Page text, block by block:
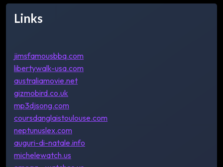
Links
jimsfamousbbq.com
libertywalk-usa.com
australiamovie.net
gizmobird.co.uk
mp3djsong.com
coursdanglaistoulouse.com
neptunuslex.com
auguri-di-natale.info
michelewatch.us